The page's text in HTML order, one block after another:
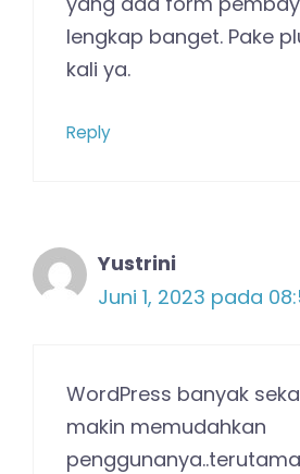
lengkap banget. Pake
kali ya.
Reply
Yustrini
Juni 1, 2023 pada
WordPress banyak
makin memudahkan